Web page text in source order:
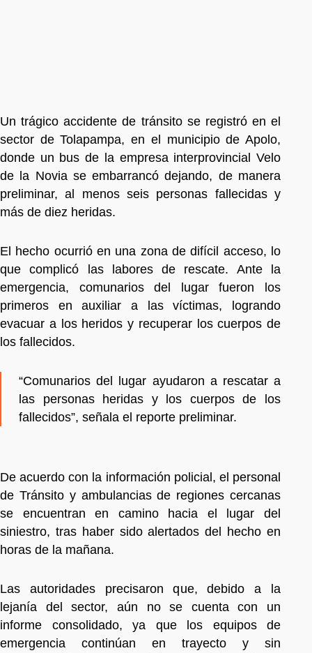
Un trágico accidente de tránsito se registró en el
sector de Tolapampa, en el municipio de Apolo,
donde un bus de la empresa interprovincial Velo
de la Novia se embarrancó dejando, de manera
preliminar, al menos seis personas fallecidas y
más de diez heridas.
El hecho ocurrió en una zona de difícil acceso, lo
que complicó las labores de rescate. Ante la
emergencia, comunarios del lugar fueron los
primeros en auxiliar a las víctimas, logrando
evacuar a los heridos y recuperar los cuerpos de
los fallecidos.
“Comunarios del lugar ayudaron a rescatar a
las personas heridas y los cuerpos de los
fallecidos”, señala el reporte preliminar.
De acuerdo con la información policial, el personal
de Tránsito y ambulancias de regiones cercanas
se encuentran en camino hacia el lugar del
siniestro, tras haber sido alertados del hecho en
horas de la mañana.
Las autoridades precisaron que, debido a la
lejanía del sector, aún no se cuenta con un
informe consolidado, ya que los equipos de
emergencia continúan en trayecto y sin